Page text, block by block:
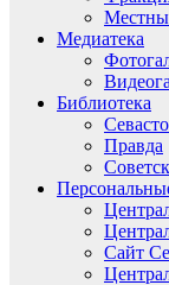
Медиатека
Библиотека
Правда
Сайт